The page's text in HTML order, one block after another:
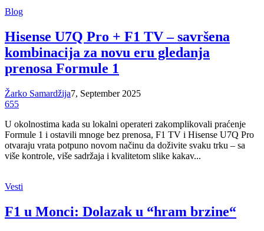
Blog
Hisense U7Q Pro + F1 TV – savršena
kombinacija za novu eru gledanja
prenosa Formule 1
Žarko Samardžija7, September 2025
655
U okolnostima kada su lokalni operateri zakomplikovali praćenje
Formule 1 i ostavili mnoge bez prenosa, F1 TV i Hisense U7Q Pro
otvaraju vrata potpuno novom načinu da doživite svaku trku – sa
više kontrole, više sadržaja i kvalitetom slike kakav...
Vesti
F1 u Monci: Dolazak u “hram brzine“